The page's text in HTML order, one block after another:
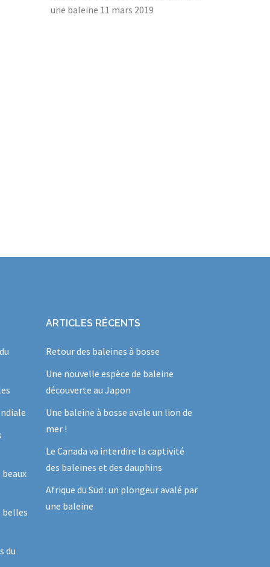
une baleine 11 mars 2019
belles
du
ARTICLES RÉCENTS
Retour des baleines à bosse
Une nouvelle espèce de baleine
découverte au Japon
Une baleine à bosse avale un lion de
mer !
Le Canada va interdire la captivité
des baleines et des dauphins
Afrique du Sud : un plongeur avalé par
une baleine